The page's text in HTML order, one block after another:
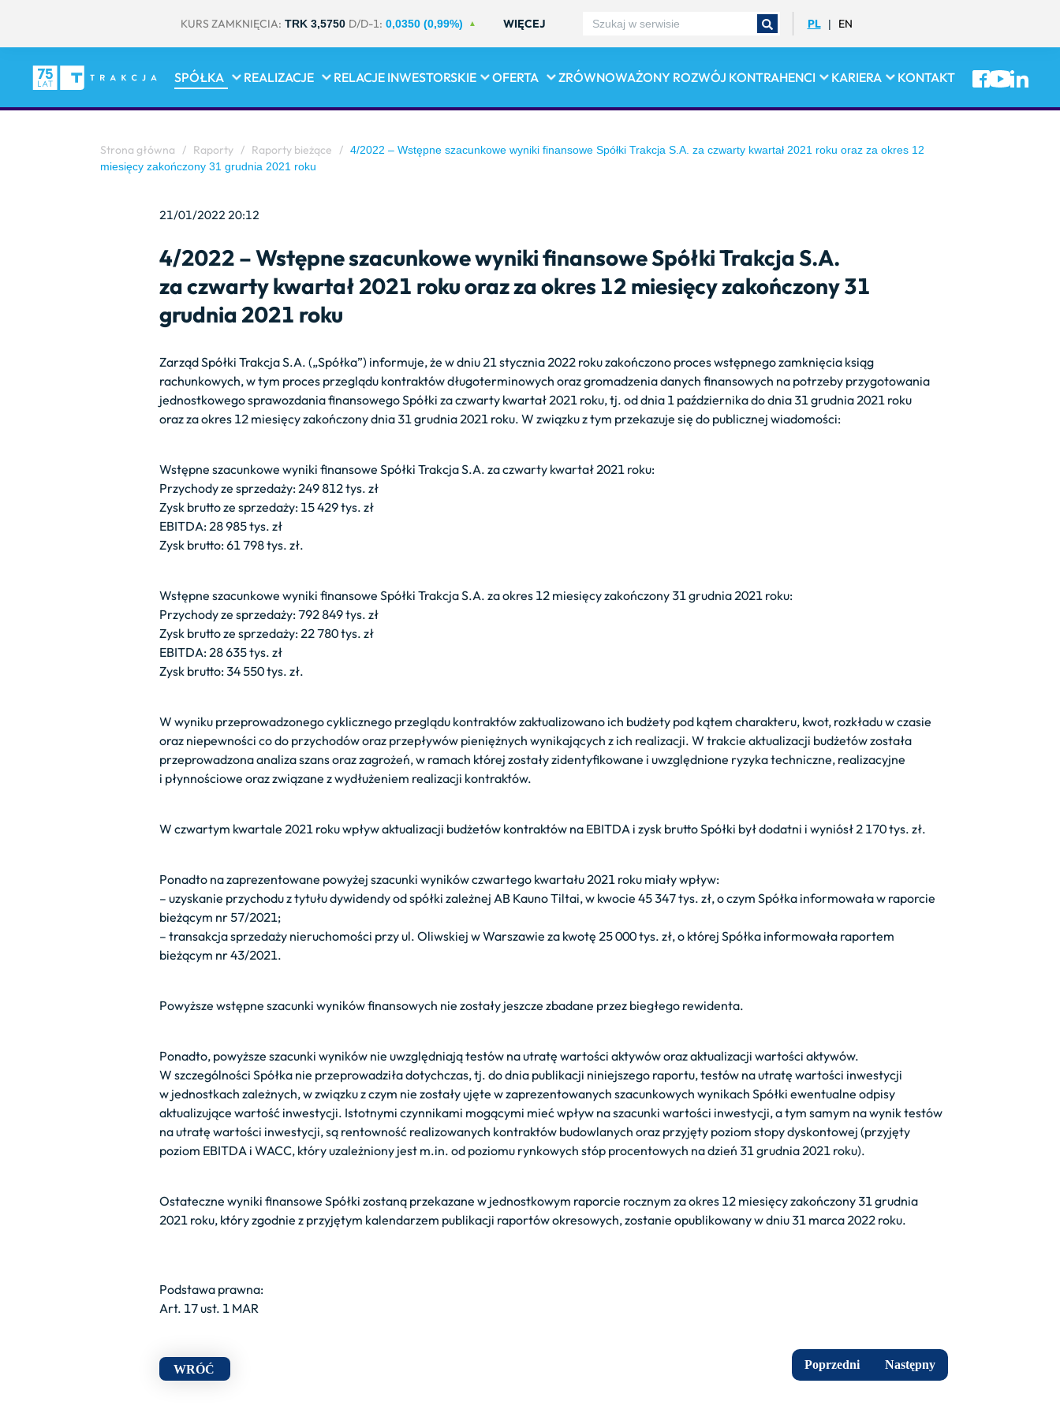
KURS ZAMKNIĘCIA: TRK 3,5750 D/D-1: 0,0350 (0,99%) WIĘCEJ PL | EN
SPÓŁKA REALIZACJE RELACJE INWESTORSKIE OFERTA ZRÓWNOWAŻONY ROZWÓJ KONTRAHENCI KARIERA KONTAKT
Strona główna / Raporty / Raporty bieżące / 4/2022 – Wstępne szacunkowe wyniki finansowe Spółki Trakcja S.A. za czwarty kwartał 2021 roku oraz za okres 12
miesięcy zakończony 31 grudnia 2021 roku
21/01/2022 20:12
4/2022 – Wstępne szacunkowe wyniki finansowe Spółki Trakcja S.A.
za czwarty kwartał 2021 roku oraz za okres 12 miesięcy zakończony 31
grudnia 2021 roku
Zarząd Spółki Trakcja S.A. („Spółka”) informuje, że w dniu 21 stycznia 2022 roku zakończono proces wstępnego zamknięcia ksiąg
rachunkowych, w tym proces przeglądu kontraktów długoterminowych oraz gromadzenia danych finansowych na potrzeby przygotowania
jednostkowego sprawozdania finansowego Spółki za czwarty kwartał 2021 roku, tj. od dnia 1 października do dnia 31 grudnia 2021 roku
oraz za okres 12 miesięcy zakończony dnia 31 grudnia 2021 roku. W związku z tym przekazuje się do publicznej wiadomości:
Wstępne szacunkowe wyniki finansowe Spółki Trakcja S.A. za czwarty kwartał 2021 roku:
Przychody ze sprzedaży: 249 812 tys. zł
Zysk brutto ze sprzedaży: 15 429 tys. zł
EBITDA: 28 985 tys. zł
Zysk brutto: 61 798 tys. zł.
Wstępne szacunkowe wyniki finansowe Spółki Trakcja S.A. za okres 12 miesięcy zakończony 31 grudnia 2021 roku:
Przychody ze sprzedaży: 792 849 tys. zł
Zysk brutto ze sprzedaży: 22 780 tys. zł
EBITDA: 28 635 tys. zł
Zysk brutto: 34 550 tys. zł.
W wyniku przeprowadzonego cyklicznego przeglądu kontraktów zaktualizowano ich budżety pod kątem charakteru, kwot, rozkładu w czasie
oraz niepewności co do przychodów oraz przepływów pieniężnych wynikających z ich realizacji. W trakcie aktualizacji budżetów została
przeprowadzona analiza szans oraz zagrożeń, w ramach której zostały zidentyfikowane i uwzględnione ryzyka techniczne, realizacyjne
i płynnościowe oraz związane z wydłużeniem realizacji kontraktów.
W czwartym kwartale 2021 roku wpływ aktualizacji budżetów kontraktów na EBITDA i zysk brutto Spółki był dodatni i wyniósł 2 170 tys. zł.
Ponadto na zaprezentowane powyżej szacunki wyników czwartego kwartału 2021 roku miały wpływ:
– uzyskanie przychodu z tytułu dywidendy od spółki zależnej AB Kauno Tiltai, w kwocie 45 347 tys. zł, o czym Spółka informowała w raporcie
bieżącym nr 57/2021;
– transakcja sprzedaży nieruchomości przy ul. Oliwskiej w Warszawie za kwotę 25 000 tys. zł, o której Spółka informowała raportem
bieżącym nr 43/2021.
Powyższe wstępne szacunki wyników finansowych nie zostały jeszcze zbadane przez biegłego rewidenta.
Ponadto, powyższe szacunki wyników nie uwzględniają testów na utratę wartości aktywów oraz aktualizacji wartości aktywów.
W szczególności Spółka nie przeprowadziła dotychczas, tj. do dnia publikacji niniejszego raportu, testów na utratę wartości inwestycji
w jednostkach zależnych, w związku z czym nie zostały ujęte w zaprezentowanych szacunkowych wynikach Spółki ewentualne odpisy
aktualizujące wartość inwestycji. Istotnymi czynnikami mogącymi mieć wpływ na szacunki wartości inwestycji, a tym samym na wynik testów
na utratę wartości inwestycji, są rentowność realizowanych kontraktów budowlanych oraz przyjęty poziom stopy dyskontowej (przyjęty
poziom EBITDA i WACC, który uzależniony jest m.in. od poziomu rynkowych stóp procentowych na dzień 31 grudnia 2021 roku).
Ostateczne wyniki finansowe Spółki zostaną przekazane w jednostkowym raporcie rocznym za okres 12 miesięcy zakończony 31 grudnia
2021 roku, który zgodnie z przyjętym kalendarzem publikacji raportów okresowych, zostanie opublikowany w dniu 31 marca 2022 roku.
Podstawa prawna:
Art. 17 ust. 1 MAR
WRÓĆ Poprzedni Następny